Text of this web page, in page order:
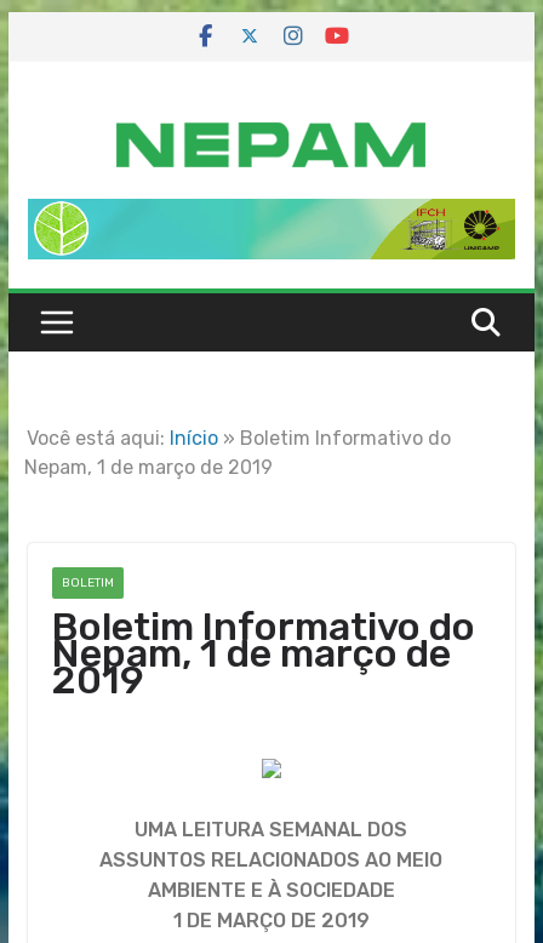
to
Você está aqui: Início» Boletim Informativo do
Nepam, 1 de março de 2019
BOLETIM
Boletim Informativo do
Nepam, 1 de março de
2019
UMA LEITURA SEMANAL DOS
ASSUNTOS RELACIONADOS AO MEIO
AMBIENTE E À SOCIEDADE
1 DE MARÇO DE 2019